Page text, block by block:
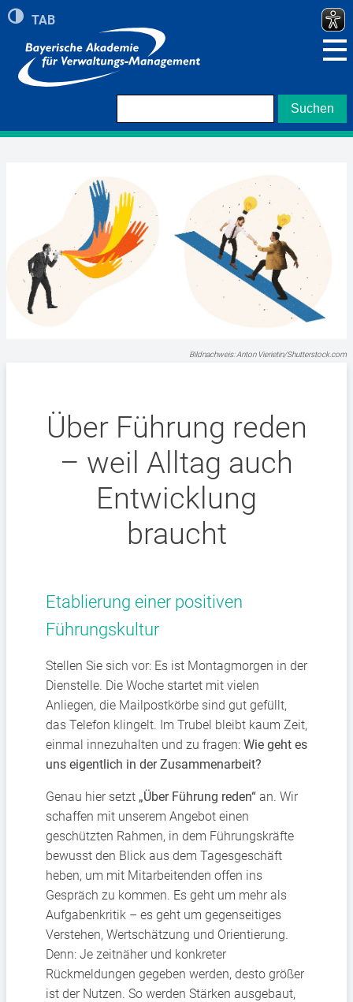
Umschalten auf hohe Kontraste
TAB
Zeigt roten Rand bei Navigation mit TAB Taste
Bildnachweis: Anton Vierietin/Shutterstock.com
Über Führung reden
– weil Alltag auch
Entwicklung
braucht
Etablierung einer positiven
Führungskultur
Stellen Sie sich vor: Es ist Montagmorgen in der
Dienstelle. Die Woche startet mit vielen
Anliegen, die Mailpostkörbe sind gut gefüllt,
das Telefon klingelt. Im Trubel bleibt kaum Zeit,
einmal innezuhalten und zu fragen: Wie geht es
uns eigentlich in der Zusammenarbeit?
Genau hier setzt „Über Führung reden“ an. Wir
schaffen mit unserem Angebot einen
geschützten Rahmen, in dem Führungskräfte
bewusst den Blick aus dem Tagesgeschäft
heben, um mit Mitarbeitenden offen ins
Gespräch zu kommen. Es geht um mehr als
Aufgabenkritik – es geht um gegenseitiges
Verstehen, Wertschätzung und Orientierung.
Denn: Je zeitnäher und konkreter
Rückmeldungen gegeben werden, desto größer
ist der Nutzen. So werden Stärken ausgebaut,